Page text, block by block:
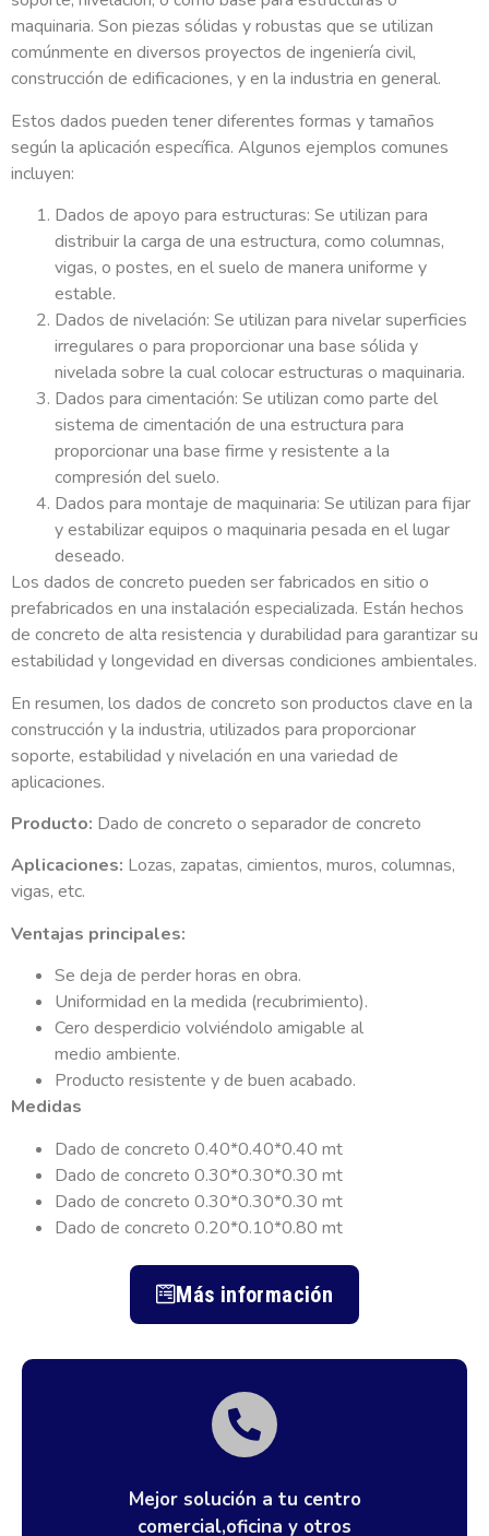
maquinaria. Son piezas sólidas y robustas que se utilizan
comúnmente en diversos proyectos de ingeniería civil,
construcción de edificaciones, y en la industria en general.
Estos dados pueden tener diferentes formas y tamaños
según la aplicación específica. Algunos ejemplos comunes
incluyen:
Dados de apoyo para estructuras: Se utilizan para
distribuir la carga de una estructura, como columnas,
vigas, o postes, en el suelo de manera uniforme y
estable.
Dados de nivelación: Se utilizan para nivelar superficies
irregulares o para proporcionar una base sólida y
nivelada sobre la cual colocar estructuras o maquinaria.
Dados para cimentación: Se utilizan como parte del
sistema de cimentación de una estructura para
proporcionar una base firme y resistente a la
compresión del suelo.
Dados para montaje de maquinaria: Se utilizan para fijar
y estabilizar equipos o maquinaria pesada en el lugar
deseado.
Los dados de concreto pueden ser fabricados en sitio o
prefabricados en una instalación especializada. Están hechos
de concreto de alta resistencia y durabilidad para garantizar su
estabilidad y longevidad en diversas condiciones ambientales.
En resumen, los dados de concreto son productos clave en la
construcción y la industria, utilizados para proporcionar
soporte, estabilidad y nivelación en una variedad de
aplicaciones.
Producto: Dado de concreto o separador de concreto
Aplicaciones: Lozas, zapatas, cimientos, muros, columnas,
vigas, etc.
Ventajas principales:
Se deja de perder horas en obra.
Uniformidad en la medida (recubrimiento).
Cero desperdicio volviéndolo amigable al
medio ambiente.
Producto resistente y de buen acabado.
Medidas
Dado de concreto 0.40*0.40*0.40 mt
Dado de concreto 0.30*0.30*0.30 mt
Dado de concreto 0.30*0.30*0.30 mt
Dado de concreto 0.20*0.10*0.80 mt
Más información
Mejor solución a tu centro
comercial,oficina y otros